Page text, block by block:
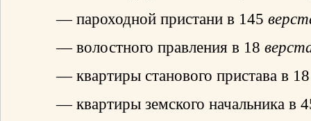
— пароходной пристани в 145
— волостного правления в 18
— квартиры станового пристава в
— квартиры земского начальника в